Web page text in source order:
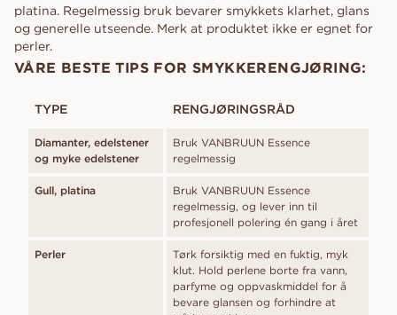
platina. Regelmessig bruk bevarer smykkets klarhet, glans
og generelle utseende. Merk at produktet ikke er egnet for
perler.
VÅRE BESTE TIPS FOR SMYKKERENGJØRING:
TYPE RENGJØRINGSRÅD
Diamanter, edelstener
og myke edelstener
Bruk VANBRUUN Essence
regelmessig
Gull, platina
Bruk VANBRUUN Essence
regelmessig, og lever inn til
profesjonell polering én gang i året
Perler
Tørk forsiktig med en fuktig, myk
klut. Hold perlene borte fra vann,
parfyme og oppvaskmiddel for å
bevare glansen og forhindre at